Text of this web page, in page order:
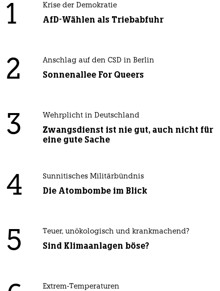
1 Krise der Demokratie
AfD-Wählen als Triebabfuhr
2 Anschlag auf den CSD in Berlin
Sonnenallee For Queers
3 Wehrplicht in Deutschland
Zwangsdienst ist nie gut, auch nicht für
eine gute Sache
4 Sunnitisches Militärbündnis
Die Atombombe im Blick
5 Teuer, unökologisch und krankmachend?
Sind Klimaanlagen böse?
Extrem-Temperaturen